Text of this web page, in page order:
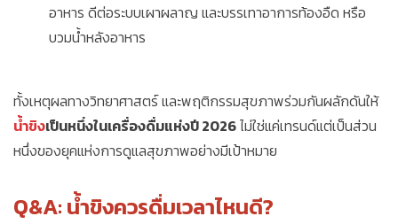
อาหาร ดีต่อระบบเผาผลาญ และบรรเทาอาการท้องอืด หรือ
บวมน้ำหลังอาหาร
ทั้งเหตุผลทางวิทยาศาสตร์ และพฤติกรรมสุขภาพร่วมกันผลักดันให้
น้ำขิงเป็นหนึ่งในเครื่องดื่มแห่งปี 2026ไม่ใช่แค่เทรนด์แต่เป็นส่วน
หนึ่งของยุคแห่งการดูแลสุขภาพอย่างมีเป้าหมาย
Q&A: น้ำขิงควรดื่มเวลาไหนดี?